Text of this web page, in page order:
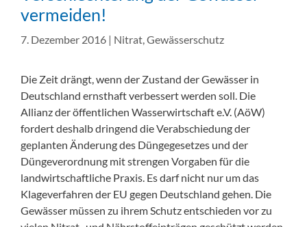
vermeiden!
7. Dezember 2016 | Nitrat,Gewässerschutz
Die Zeit drängt, wenn der Zustand der Gewässer in
Deutschland ernsthaft verbessert werden soll. Die
Allianz der öffentlichen Wasserwirtschaft e.V. (AöW)
fordert deshalb dringend die Verabschiedung der
geplanten Änderung des Düngegesetzes und der
Düngeverordnung mit strengen Vorgaben für die
landwirtschaftliche Praxis. Es darf nicht nur um das
Klageverfahren der EU gegen Deutschland gehen. Die
Gewässer müssen zu ihrem Schutz entschieden vor zu